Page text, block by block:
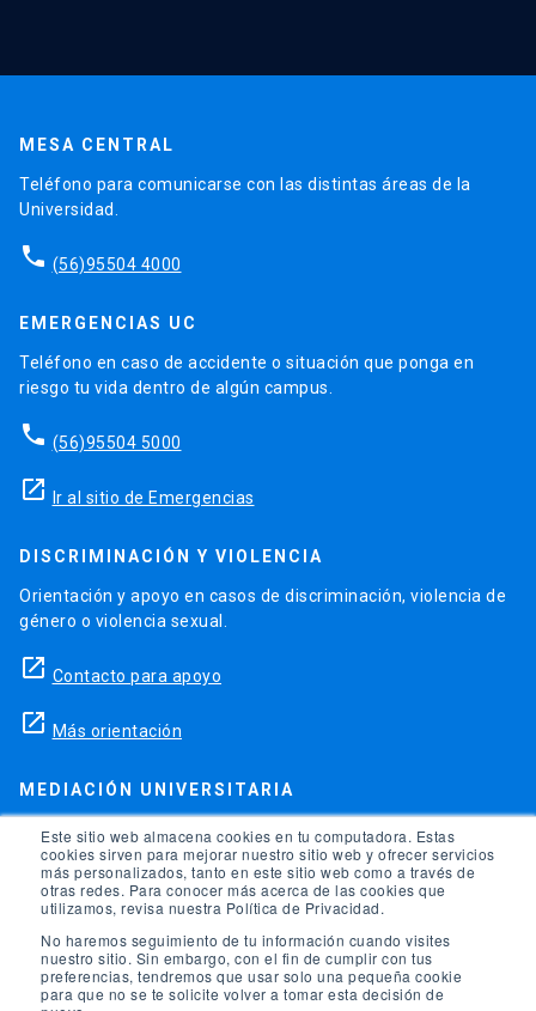
Este sitio web almacena cookies en tu computadora. Estas
cookies sirven para mejorar nuestro sitio web y ofrecer servicios
más personalizados, tanto en este sitio web como a través de
otras redes. Para conocer más acerca de las cookies que
utilizamos, revisa nuestra Política de Privacidad.
No haremos seguimiento de tu información cuando visites
nuestro sitio. Sin embargo, con el fin de cumplir con tus
preferencias, tendremos que usar solo una pequeña cookie
para que no se te solicite volver a tomar esta decisión de
MESA CENTRAL
Teléfono para comunicarse con las distintas áreas de la
Universidad.
phone (56)95504 4000
EMERGENCIAS UC
Teléfono en caso de accidente o situación que ponga en
riesgo tu vida dentro de algún campus.
phone (56)95504 5000
launch Ir al sitio de Emergencias
DISCRIMINACIÓN Y VIOLENCIA
Orientación y apoyo en casos de discriminación, violencia de
género o violencia sexual.
launch Contacto para apoyo
launch Más orientación
MEDIACIÓN UNIVERSITARIA
Teléfonos para orientación y consejo si se ha vulnerado
alguno de tus derechos en la universidad.
phone (56)95504 1691
phone (56)95504 1247
launch